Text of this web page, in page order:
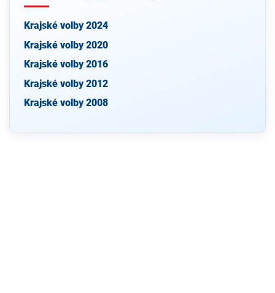
Krajské volby 2024
Krajské volby 2020
Krajské volby 2016
Krajské volby 2012
Krajské volby 2008